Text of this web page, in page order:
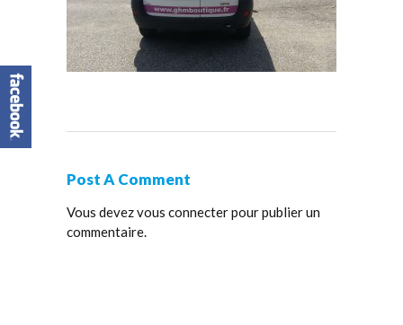
Post A Comment
Vous devezvous connecterpour publier un
commentaire.